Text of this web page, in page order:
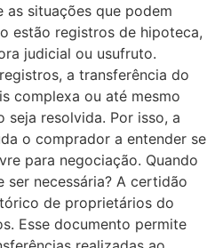
as situações que podem
estão registros de hipoteca,
judicial ou usufruto.
a transferência do
complexa ou até mesmo
seja resolvida. Por isso, a
o comprador a entender se
para negociação. Quando
necessária? A certidão
de proprietários do
Esse documento permite